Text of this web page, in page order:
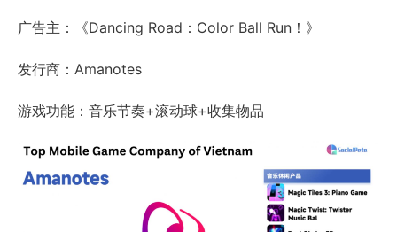
广告主：《Dancing Road：Color Ball Run！》
发行商：Amanotes
游戏功能：音乐节奏+滚动球+收集物品